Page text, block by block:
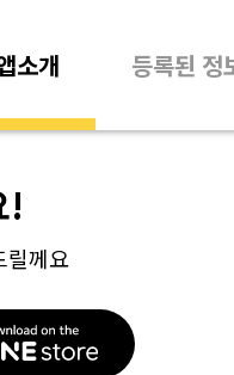
소개 등록된 정
!
릴께요